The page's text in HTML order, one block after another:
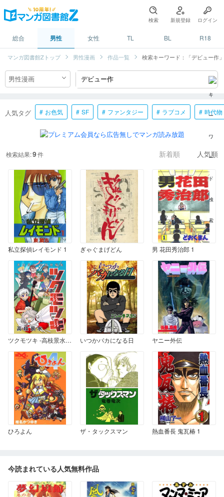
検索 新規登録 ログイン
総合 男性 女性 TL BL R18
マンガ図書館Zトップ 男性漫画 作品一覧 検索キーワード：「デビュー作」
人気タグ お色気 SF ファンタジー ラブコメ 時代物
検索結果:9件 新着順 人気順
私立探偵レイモンド 1 ぎゃぐまげどん 男 花田秀治郎 1
ツクモツキ -高枝景水初期短編集- いつかバカになる日 ヤニー外伝
ひろよん ザ・タックスマン 熱血番長 鬼瓦椿 1
今読まれている人気無料作品